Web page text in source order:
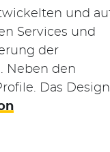
und
Services und
der
Neben den
Das Design